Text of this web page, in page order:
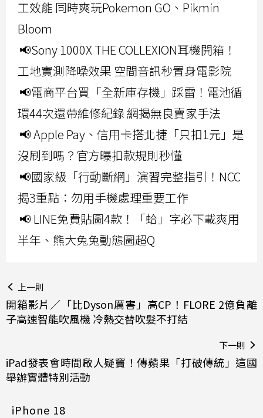
工效能 同時爽玩Pokemon GO、Pikmin
Bloom
📢Sony 1000X THE COLLEXION耳機開箱！
工地實測降噪效果 空間音訊秒置身電影院
📢電商平台買「全新庫存機」踩雷！電池循
環44次還帶維修紀錄 網揭無良賣家手法
📢 Apple Pay、信用卡搭北捷「只扣1元」是
沒刷到嗎？官方曝扣款規則秒懂
📢國家級「行動斷網」演習完整指引！NCC
揭3重點：勿用手機處理重要工作
📢 LINE免費貼圖4款！「蛤」字必下載爽用
半年、熊大兔兔動態圖超Q
上一則
開箱影片／「比Dyson厲害」高CP！FLORE 2億負離
子高速智能吹風機 冷熱交替吹髮不打結
下一則
iPad發表會時間啟人疑竇！傳蘋果「打破傳統」這國
舉辦實體特別活動
iPhone 18